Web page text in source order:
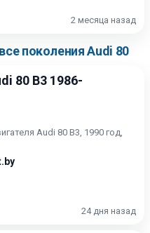
2 месяца назад
поколения Audi 80
80 B3 1986-
Audi 80 B3, 1990 год,
24 дня назад